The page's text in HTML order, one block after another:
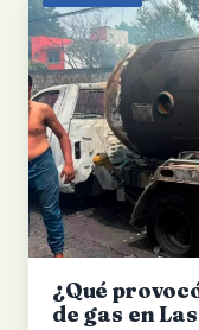
¿Qué
de gas en